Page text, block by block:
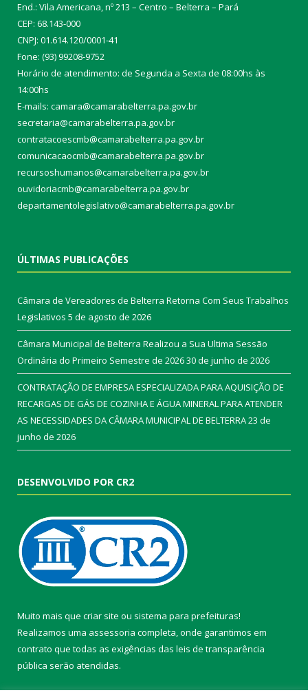
End.: Vila Americana, nº 213 – Centro – Belterra – Pará
CEP: 68.143-000
CNPJ: 01.614.120/0001-41
Fone: (93) 99208-9752
Horário de atendimento: de Segunda a Sexta de 08:00hs às
14:00hs
E-mails: camara@camarabelterra.pa.gov.br
secretaria@camarabelterra.pa.gov.br
contratacoescmb@camarabelterra.pa.gov.br
comunicacaocmb@camarabelterra.pa.gov.br
recursoshumanos@camarabelterra.pa.gov.br
ouvidoriacmb@camarabelterra.pa.gov.br
departamentolegislativo@camarabelterra.pa.gov.br
ÚLTIMAS PUBLICAÇÕES
Câmara de Vereadores de Belterra Retorna Com Seus Trabalhos
Legislativos 5 de agosto de 2026
Câmara Municipal de Belterra Realizou a Sua Ultima Sessão
Ordinária do Primeiro Semestre de 202630 de junho de 2026
CONTRATAÇÃO DE EMPRESA ESPECIALIZADA PARA AQUISIÇÃO DE
RECARGAS DE GÁS DE COZINHA E ÁGUA MINERAL PARA ATENDER
AS NECESSIDADES DA CÂMARA MUNICIPAL DE BELTERRA23 de
junho de 2026
DESENVOLVIDO POR CR2
Muito mais que criar site ou sistema para prefeituras!
Realizamos uma assessoria completa, onde garantimos em
contrato que todas as exigências das leis de transparência
pública serão atendidas.